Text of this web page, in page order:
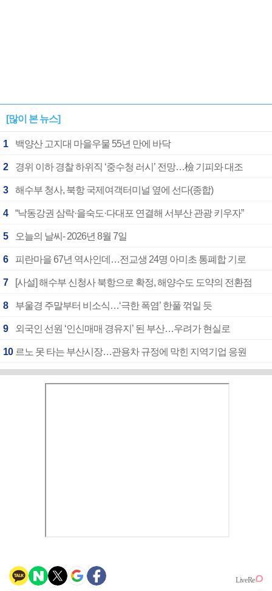
[많이 본 뉴스]
1 백양산 고지대 마을우물 55년 만에 바닥
2 경위 이하 경찰 하위직 ‘중수청 러시’ 전망…檢 기피와 대조
3 해수부 청사, 북항 국제여객터미널 옆에 선다(종합)
4 “낙동강권 삼락·을숙도·다대포 연결해 서부산 관광 키우자”
5 오늘의 날씨- 2026년 8월 7일
6 피란마을 67년 역사인데…전교생 24명 아미초 통폐합 기로
7 [사설] 해수부 신청사 북항으로 확정, 해양수도 도약의 전환점
8 부울경 주말부터 비소식…‘극한 폭염’ 한풀 꺾일 듯
9 외국인 선원 ‘인신매매 경유지’ 된 부산…우려가 현실로
10 르노 못 타는 부산시장…관용차 규정에 막힌 지역기업 응원